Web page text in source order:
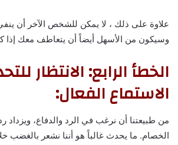
علاوة على ذلك ، لا يمكن للشخص الآخر أن
وسيكون من الأسهل أيضاً أن يتعاطف معك إذا
الخطأ الرابع: الانتظار
الاستماع الفعال:
من طبيعتنا أن نرغب في الرد والدفاع، ويزداد
الخصام. ما يحدث غالباً هو أننا نشعر بالغضب